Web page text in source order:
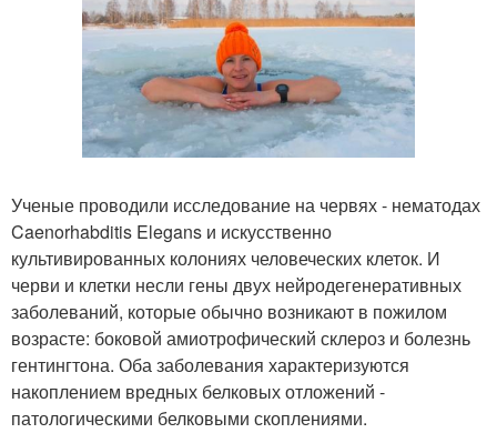
Ученые проводили исследование на червях - нематодах
Caenorhabditis Elegans и искусственно
культивированных колониях человеческих клеток. И
черви и клетки несли гены двух нейродегенеративных
заболеваний, которые обычно возникают в пожилом
возрасте: боковой амиотрофический склероз и болезнь
гентингтона. Оба заболевания характеризуются
накоплением вредных белковых отложений -
патологическими белковыми скоплениями.